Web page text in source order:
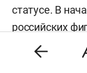
статусе. В
российских
известно, что
которым